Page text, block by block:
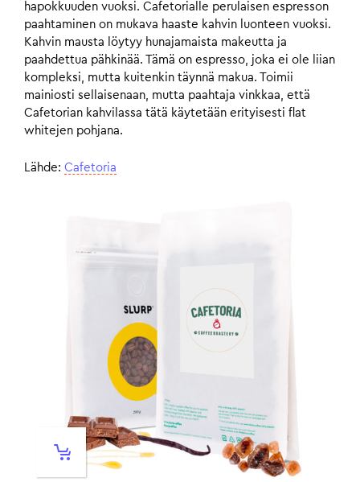
hapokkuuden vuoksi. Cafetorialle perulaisen espresson
paahtaminen on mukava haaste kahvin luonteen vuoksi.
Kahvin mausta löytyy hunajamaista makeutta ja
paahdettua pähkinää. Tämä on espresso, joka ei ole liian
kompleksi, mutta kuitenkin täynnä makua. Toimii
mainiosti sellaisenaan, mutta paahtaja vinkkaa, että
Cafetorian kahvilassa tätä käytetään erityisesti flat
whitejen pohjana.
Lähde: Cafetoria